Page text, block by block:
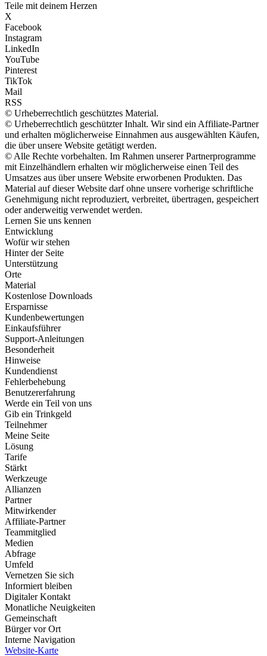
Teile mit deinem Herzen
X
Facebook
Instagram
LinkedIn
YouTube
Pinterest
TikTok
Mail
RSS
© Urheberrechtlich geschütztes Material.
© Urheberrechtlich geschützter Inhalt. Wir sind ein Affiliate-Partner
und erhalten möglicherweise Einnahmen aus ausgewählten Käufen,
die über unsere Website getätigt werden.
© Alle Rechte vorbehalten. Im Rahmen unserer Partnerprogramme
mit Einzelhändlern erhalten wir möglicherweise einen Teil des
Umsatzes aus über unsere Website erworbenen Produkten. Das
Material auf dieser Website darf ohne unsere vorherige schriftliche
Genehmigung nicht reproduziert, verbreitet, übertragen, gespeichert
oder anderweitig verwendet werden.
Lernen Sie uns kennen
Entwicklung
Wofür wir stehen
Hinter der Seite
Unterstützung
Orte
Material
Kostenlose Downloads
Ersparnisse
Kundenbewertungen
Einkaufsführer
Support-Anleitungen
Besonderheit
Hinweise
Kundendienst
Fehlerbehebung
Benutzererfahrung
Werde ein Teil von uns
Gib ein Trinkgeld
Teilnehmer
Meine Seite
Lösung
Tarife
Stärkt
Werkzeuge
Allianzen
Partner
Mitwirkender
Affiliate-Partner
Teammitglied
Medien
Abfrage
Umfeld
Vernetzen Sie sich
Informiert bleiben
Digitaler Kontakt
Monatliche Neuigkeiten
Gemeinschaft
Bürger vor Ort
Interne Navigation
Website-Karte